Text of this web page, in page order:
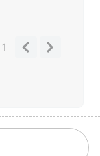
1